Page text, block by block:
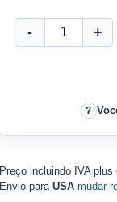
Preço incluindo IVA plus
Envio para USA mudar